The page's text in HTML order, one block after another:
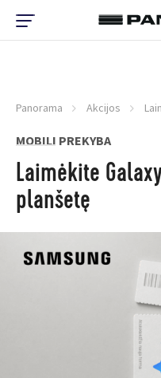
Panorama Akcijos
MOBILI PREKYBA
Laimėkite
planšetę